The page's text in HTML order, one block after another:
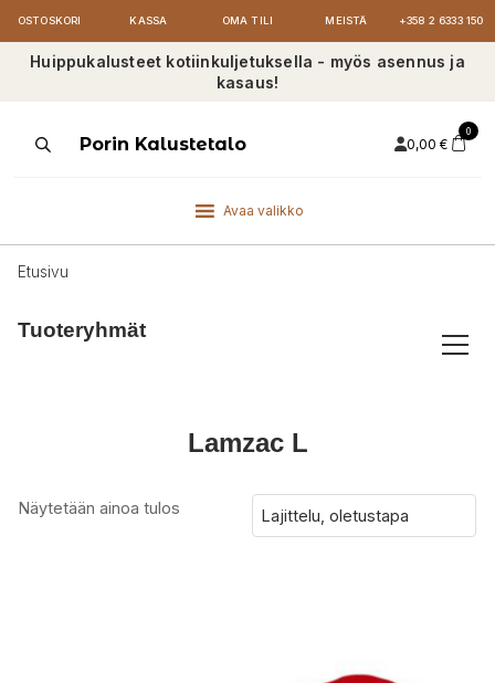
OSTOSKORI KASSA OMA TILI MEISTÄ +358 2 6333 150
Huippukalusteet kotiinkuljetuksella - myös asennus ja
kasaus!
ProductsPorin Kalustetalo 0,00 €
0
Avaa valikko
Etusivu
Tuoteryhmät
Lamzac L
Näytetään ainoa tulos